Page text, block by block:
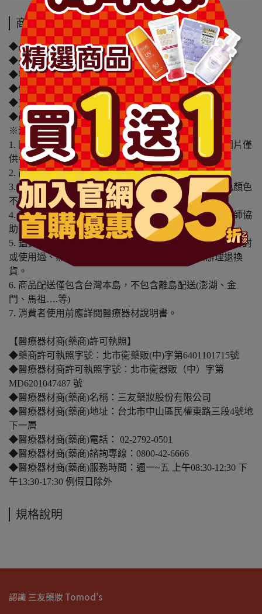
商品介紹
◆品牌名稱：高露潔
◆品名：高露潔全效牙膏-專業美白150g
◆容量/規格：150g
◆保存期限(天)：1095天
◆貨源：公司貨
◆產地：泰國
※溫馨提醒：
1. 因電腦螢幕設定及個人觀感之差異，本賣場之商品圖片僅
供參考，依實際收到商品為準。
2. 商品包裝會有新舊轉換期，依實際收到商品為準。
3. 商品下訂前，建議實際試色、試用後再行購買，避免顏色
不符或肌膚不適等症狀。
4. 商品使用後若出現不適或非預期反應，請尋求專業醫師協
助。
5. 鑑賞期非試用期，本產品屬於私人消耗性產品，如已拆封
或使用過、無法恢復原狀、商品外盒損壞恕無法辦理退換
貨。
6. 商品配送僅包含台灣本島，不包含離島配送(澎湖、金
門、馬祖….等)
7. 消費者使用前應詳閱醫療器材說明書。
【醫療器材商(藥商)許可執照】
◆藥商許可執照字號：北市衛藥販(中)字第6401101715號
◆醫療器材商許可執照字號：北市衛器販（中）字第
MD6201047487 號
◆醫療器材商(藥商)名稱：三友藥妝股份有限公司
◆醫療器材商(藥商)地址：台北市中山區民權東路三段4號地
下一層
◆醫療器材商(藥商)電話： 02-2792-0501
◆醫療器材商(藥商)諮詢專線：0800-42-6666
◆醫療器材商(藥商)服務時間：週一~五 上午08:30-12:30 下
午13:30-17:30 例假日除外
規格說明
認識 三友藥妝 Tomod's